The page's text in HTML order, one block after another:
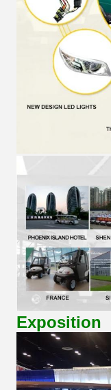
Exposition